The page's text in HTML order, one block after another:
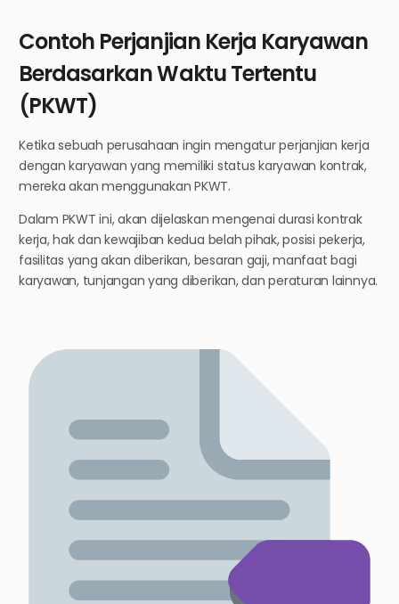
Contoh Perjanjian Kerja Karyawan
Berdasarkan Waktu Tertentu
(PKWT)
Ketika sebuah perusahaan ingin mengatur perjanjian kerja
dengan karyawan yang memiliki status karyawan kontrak,
mereka akan menggunakan PKWT.
Dalam PKWT ini, akan dijelaskan mengenai durasi kontrak
kerja, hak dan kewajiban kedua belah pihak, posisi pekerja,
fasilitas yang akan diberikan, besaran gaji, manfaat bagi
karyawan, tunjangan yang diberikan, dan peraturan lainnya.